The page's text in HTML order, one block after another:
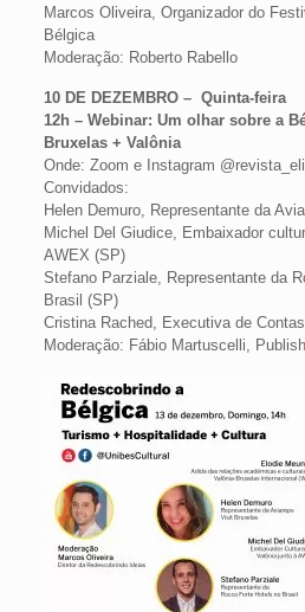
Marcos Oliveira, Organizador do
Bélgica
Moderação: Roberto Rabello
10 DE DEZEMBRO – Quinta-feira
12h – Webinar: Um olhar sobre a
Bruxelas + Valônia
Onde: Zoom e Instagram
Convidados:
Helen Demuro, Representante da
Michel Del Giudice, Embaixador
AWEX (SP)
Stefano Parziale, Representante da
Brasil (SP)
Cristina Rached, Executiva de
Moderação: Fábio Martuscelli,